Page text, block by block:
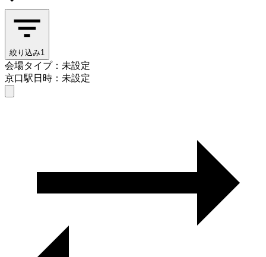
絞り込み1
会場タイプ：未設定
京口駅日時：未設定